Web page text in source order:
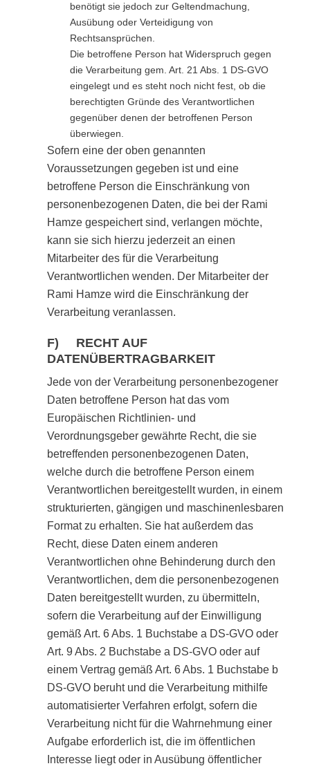
benötigt sie jedoch zur Geltendmachung,
Ausübung oder Verteidigung von
Rechtsansprüchen.
Die betroffene Person hat Widerspruch gegen
die Verarbeitung gem. Art. 21 Abs. 1 DS-GVO
eingelegt und es steht noch nicht fest, ob die
berechtigten Gründe des Verantwortlichen
gegenüber denen der betroffenen Person
überwiegen.
Sofern eine der oben genannten
Voraussetzungen gegeben ist und eine
betroffene Person die Einschränkung von
personenbezogenen Daten, die bei der Rami
Hamze gespeichert sind, verlangen möchte,
kann sie sich hierzu jederzeit an einen
Mitarbeiter des für die Verarbeitung
Verantwortlichen wenden. Der Mitarbeiter der
Rami Hamze wird die Einschränkung der
Verarbeitung veranlassen.
F) RECHT AUF
DATENÜBERTRAGBARKEIT
Jede von der Verarbeitung personenbezogener
Daten betroffene Person hat das vom
Europäischen Richtlinien- und
Verordnungsgeber gewährte Recht, die sie
betreffenden personenbezogenen Daten,
welche durch die betroffene Person einem
Verantwortlichen bereitgestellt wurden, in einem
strukturierten, gängigen und maschinenlesbaren
Format zu erhalten. Sie hat außerdem das
Recht, diese Daten einem anderen
Verantwortlichen ohne Behinderung durch den
Verantwortlichen, dem die personenbezogenen
Daten bereitgestellt wurden, zu übermitteln,
sofern die Verarbeitung auf der Einwilligung
gemäß Art. 6 Abs. 1 Buchstabe a DS-GVO oder
Art. 9 Abs. 2 Buchstabe a DS-GVO oder auf
einem Vertrag gemäß Art. 6 Abs. 1 Buchstabe b
DS-GVO beruht und die Verarbeitung mithilfe
automatisierter Verfahren erfolgt, sofern die
Verarbeitung nicht für die Wahrnehmung einer
Aufgabe erforderlich ist, die im öffentlichen
Interesse liegt oder in Ausübung öffentlicher